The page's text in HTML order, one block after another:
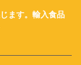
ます。輸入食品